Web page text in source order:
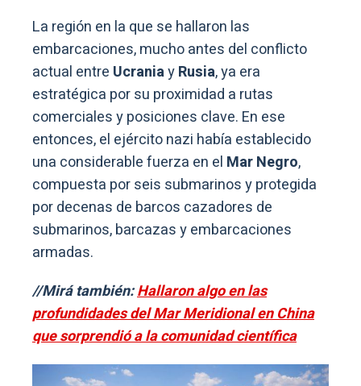
La región en la que se hallaron las
embarcaciones, mucho antes del conflicto
actual entre UcraniayRusia, ya era
estratégica por su proximidad a rutas
comerciales y posiciones clave. En ese
entonces, el ejército nazi había establecido
una considerable fuerza en el Mar Negro,
compuesta por seis submarinos y protegida
por decenas de barcos cazadores de
submarinos, barcazas y embarcaciones
armadas.
//Mirá también:Hallaron algo en las
profundidades del Mar Meridional en China
que sorprendió a la comunidad científica